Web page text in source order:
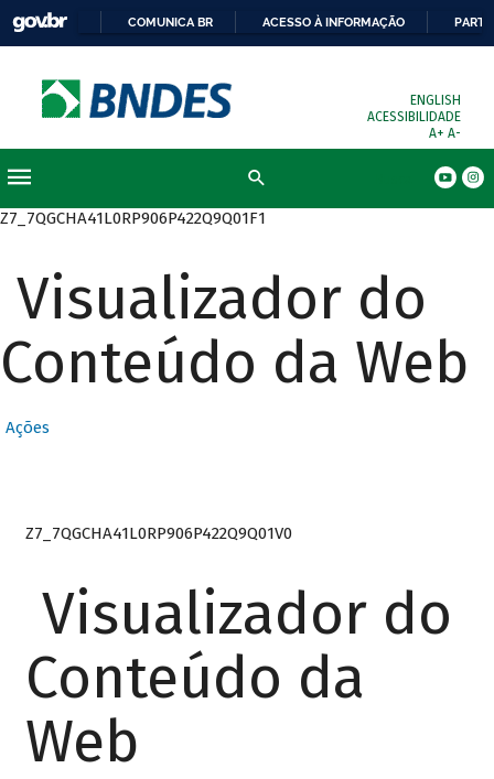
COMUNICA BR ACESSO À INFORMAÇÃO
ENGLISH
ACESSIBILIDADE
A+ A-
Z7_7QGCHA41L0RP906P422Q9Q01F1
Visualizador do
Conteúdo da Web
Ações
Z7_7QGCHA41L0RP906P422Q9Q01V0
Visualizador do
Conteúdo da
Web